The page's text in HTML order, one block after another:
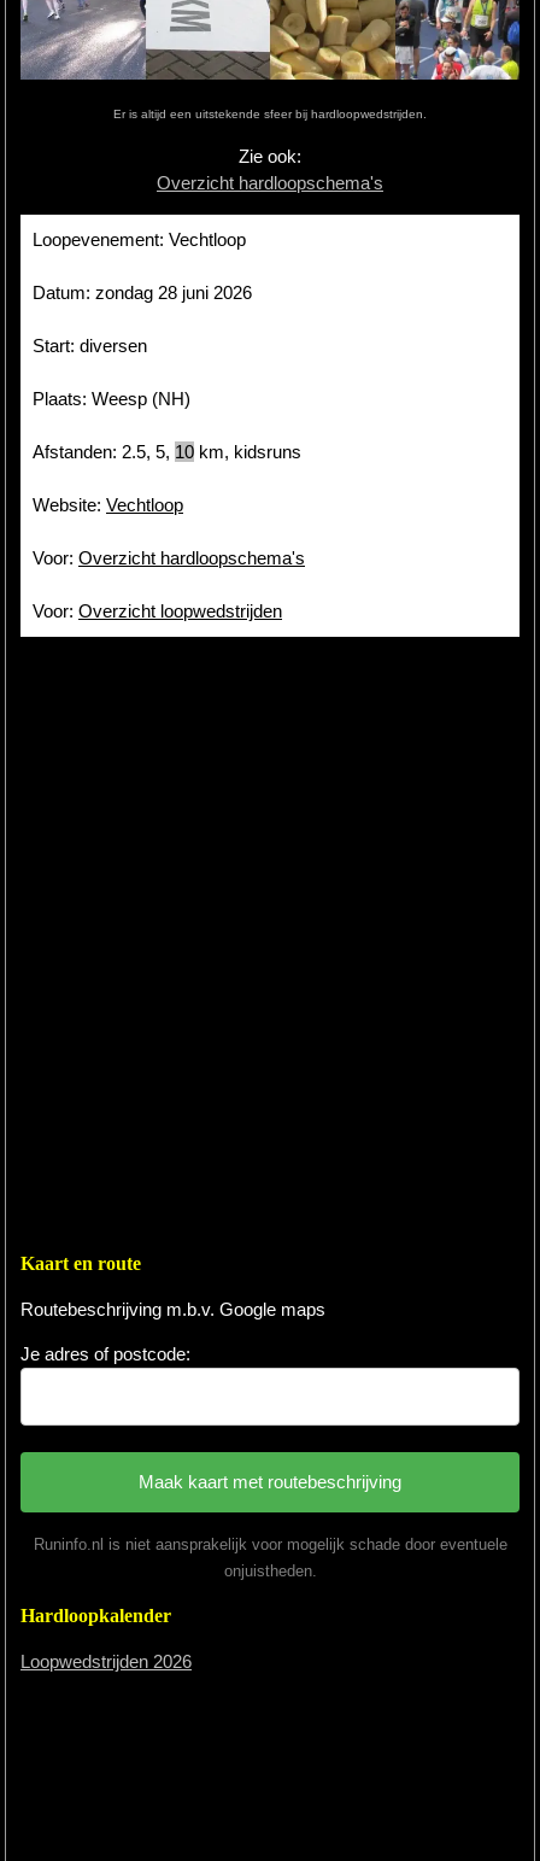
Hardlopen
Site
Er is altijd een uitstekende sfeer bij hardloopwedstrijden.
Zie ook:
Overzicht hardloopschema's
Loopevenement: Vechtloop
Datum: zondag 28 juni 2026
Start: diversen
Plaats: Weesp (NH)
Afstanden: 2.5, 5, 10 km, kidsruns
Website: Vechtloop
Voor: Overzicht hardloopschema's
Voor: Overzicht loopwedstrijden
Kaart en route
Routebeschrijving m.b.v. Google maps
Je adres of postcode:
Runinfo.nl is niet aansprakelijk voor mogelijk schade door eventuele
onjuistheden.
Hardloopkalender
Loopwedstrijden 2026